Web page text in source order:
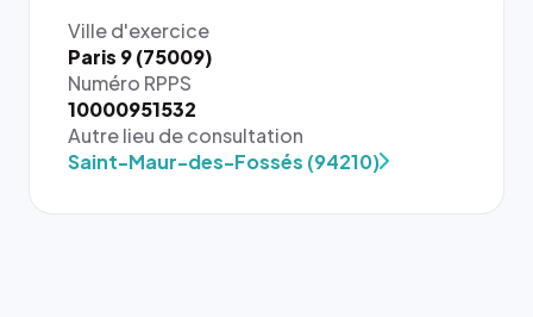
Ville d'exercice
Paris 9 (75009)
Numéro RPPS
10000951532
Autre lieu de consultation
Saint-Maur-des-Fossés (94210)
{# 40×40
: la taille
rendue par
`.profile-